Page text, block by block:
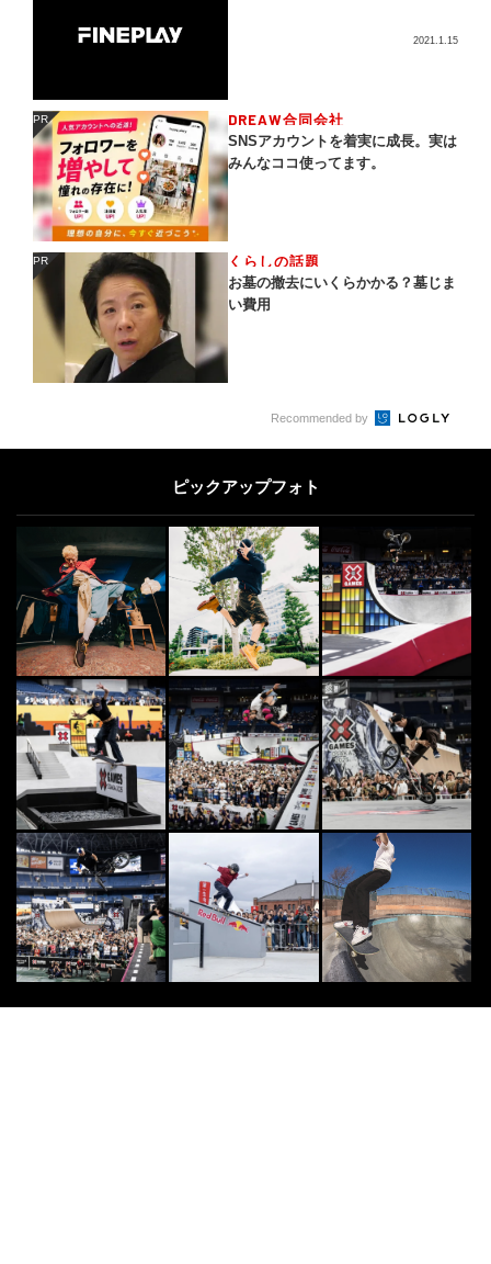
2021.1.15
PR DREAW合同会社
SNSアカウントを着実に成長。実は
みんなココ使ってます。
PR くらしの話題
お墓の撤去にいくらかかる？墓じま
い費用
Recommended by
ピックアップフォト